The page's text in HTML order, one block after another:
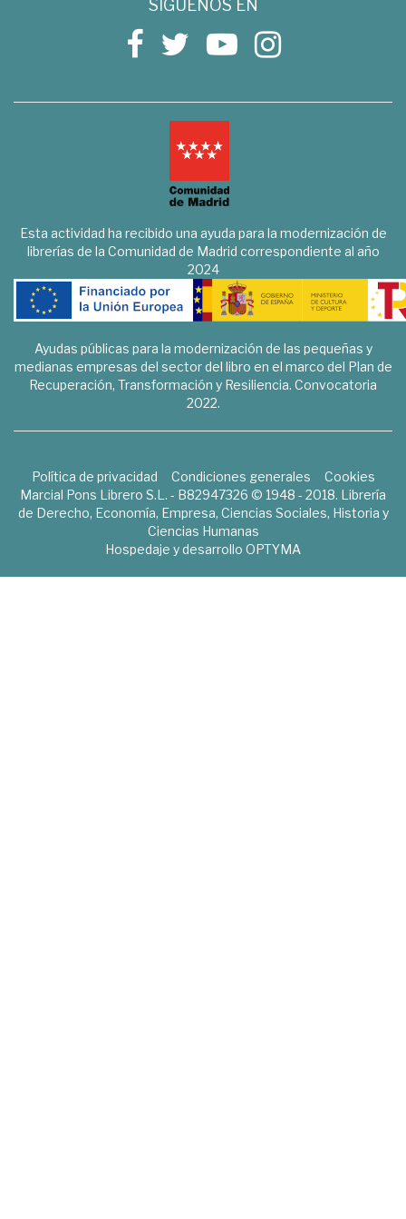
SÍGUENOS EN
Esta actividad ha recibido una ayuda para la modernización de
librerías de la Comunidad de Madrid correspondiente al año
2024
Ayudas públicas para la modernización de las pequeñas y
medianas empresas del sector del libro en el marco del Plan de
Recuperación, Transformación y Resiliencia. Convocatoria
2022.
Política de privacidad Condiciones generales
Cookies
Marcial Pons Librero S.L. - B82947326 © 1948 - 2018. Librería
de Derecho, Economía, Empresa, Ciencias Sociales, Historia y
Ciencias Humanas
Hospedaje y desarrollo OPTYMA